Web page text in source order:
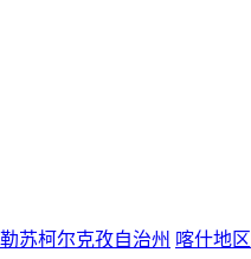
苏柯尔克孜自治州 喀什地区